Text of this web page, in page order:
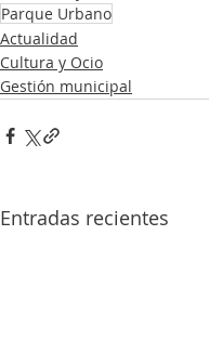
Parque Urbano
Actualidad
Cultura y Ocio
Gestión municipal
Entradas recientes